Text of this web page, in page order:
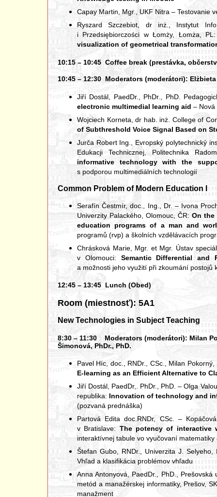
Capay Martin, Mgr., UKF Nitra – Testovanie
Ryszard Szczebiot, dr inż., Instytut
i Przedsiębiorczości w Łomży, Łomża,
visualization of geometrical
10:15 – 10:45 Coffee break (prestávka,
10:45 – 12:30 Moderators (moderátori):
Jiří Dostál, PaedDr., PhDr., PhD.
electronic multimedial learning aid – Nová
Wojciech Korneta, dr hab. inż. College of
of Subthreshold Voice Signal Based on
Jurča Robert Ing., Evropský polytechnický
Edukacji Technicznej, Politechnika
informative technology with the
s podporou multimediálních technologií
Common Problem of Modern Education I
Serafín Čestmír, doc., Ing., Dr. – Ivona
Univerzity Palackého, Olomouc, ČR: On the
education programs of a man and
programů (rvp) a školních vzdělávacích
Chrásková Marie, Mgr. et Mgr. Ústav
v Olomouci: Semantic Differential and
a možnosti jeho využití při zkoumání postojů
12:45 – 13:45 Lunch (Obed)
Room (miestnosť): 5A1
New Technologies in Subject Teaching
8:30 – 11:30 Moderators (moderátori): Milan
Šimonová, PhDr., PhD.
Pavel Híc, doc., RNDr., CSc., Milan
E-learning as an Efficient Alternative to
Jiří Dostál, PaedDr,. PhDr., PhD. – Olga
republika: Innovation of technology and
(pozvaná prednáška)
Partová Edita doc.RNDr, CSc. –
v Bratislave: The potency of interactive
interaktívnej tabule vo vyučovaní
Štefan Gubo, RNDr., Univerzita J.
Vhľad a klasifikácia problémov vhľadu
Anna Antonyová, PaedDr., PhD.,
metód a manažérskej informatiky, Prešov,
manažment